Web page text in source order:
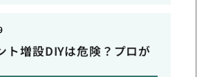
ト増設DIYは危険？プロが